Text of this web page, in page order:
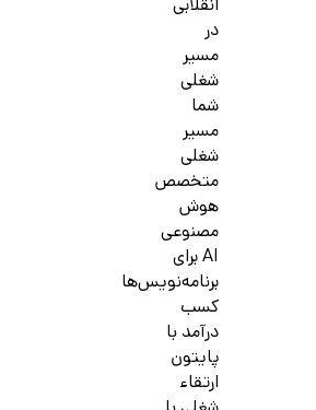
انقلابی
در
مسیر
شغلی
شما
مسیر
شغلی
متخصص
هوش
مصنوعی
AI برای
برنامه‌نویس‌ها
کسب
درآمد با
پایتون
ارتقاء